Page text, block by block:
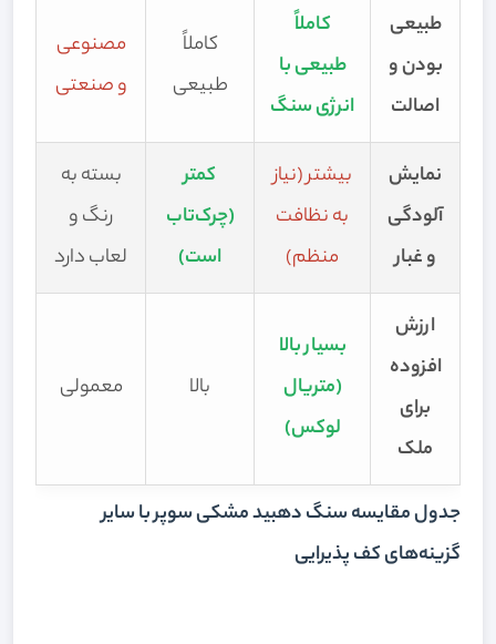
جدول مقایسه سنگ دهبید مشکی سوپر با سایر
گزینه‌های کف پذیرایی
طبیعی
بودن و
اصالت
کاملاً
طبیعی با
انرژی سنگ
کاملاً
طبیعی
مصنوعی
و صنعتی
نمایش
آلودگی
و غبار
بیشتر (نیاز
به نظافت
منظم)
کمتر
(چرک‌تاب
است)
بسته به
رنگ و
لعاب دارد
ارزش
افزوده
برای
ملک
بسیار بالا
(متریال
لوکس)
بالا معمولی